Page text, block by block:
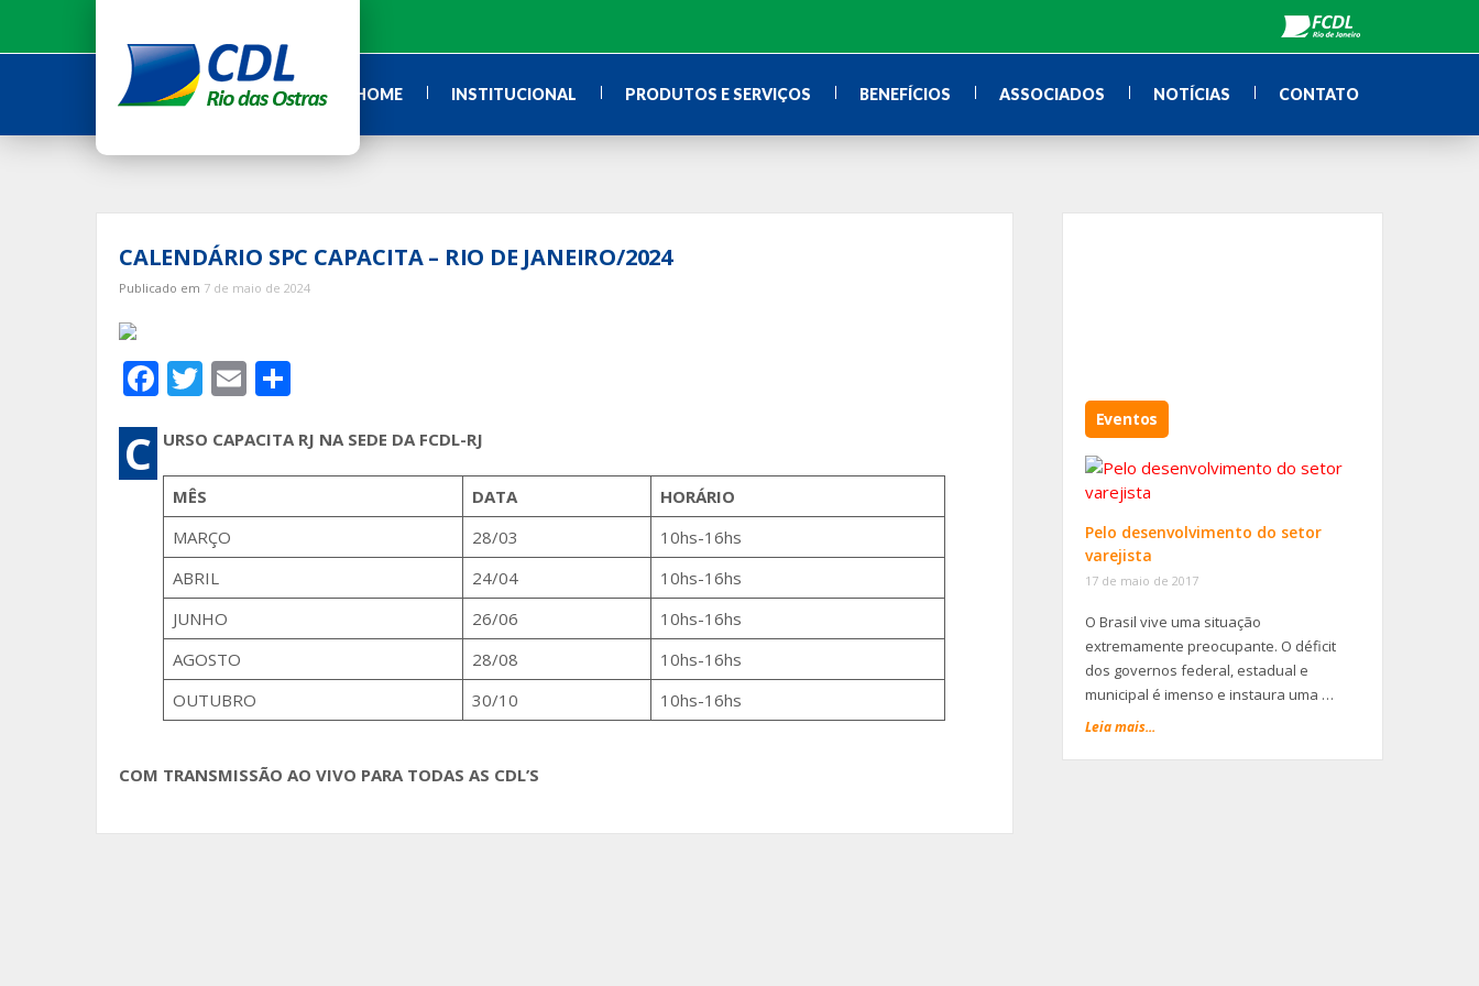
o
HOME INSTITUCIONAL PRODUTOS E SERVIÇOS BENEFÍCIOS ASSOCIADOS NOTÍCIAS CONTATO
CALENDÁRIO SPC CAPACITA – RIO DE JANEIRO/2024
Publicado em 7 de maio de 2024
F
ac
e
b
o
o
k
T
w
itt
er
E
m
ai
l
ar
e
C URSO CAPACITA RJ NA SEDE DA FCDL-RJ
MÊS DATA
HORÁRIO
MARÇO
28/03
10hs-16hs
ABRIL
24/04
10hs-16hs
JUNHO
26/06
10hs-16hs
AGOSTO
28/08
10hs-16hs
OUTUBRO
30/10 10hs-16hs
COM TRANSMISSÃO AO VIVO PARA TODAS AS CDL’S
Eventos
Pelo desenvolvimento do setor
varejista
17 de maio de 2017
O Brasil vive uma situação
extremamente preocupante. O déficit
dos governos federal, estadual e
municipal é imenso e instaura uma …
Leia mais...